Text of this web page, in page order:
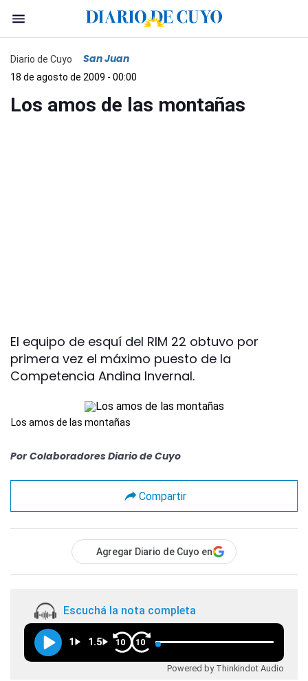
Diario de Cuyo San Juan
18 de agosto de 2009 - 00:00
Los amos de las montañas
El equipo de esquí del RIM 22 obtuvo por
primera vez el máximo puesto de la
Competencia Andina Invernal.
Los amos de las montañas
Por Colaboradores Diario de Cuyo
Compartir
Agregar Diario de Cuyo en
Escuchá la nota completa
1 1.5 10 10
Powered by Thinkindot Audio